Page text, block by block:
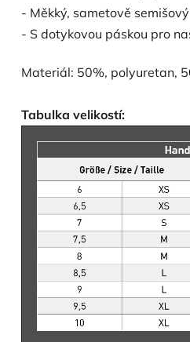
- Měkký, sametově
- S dotykovou páskou pro
Materiál: 50%, polyuretan,
Tabulka velikostí: